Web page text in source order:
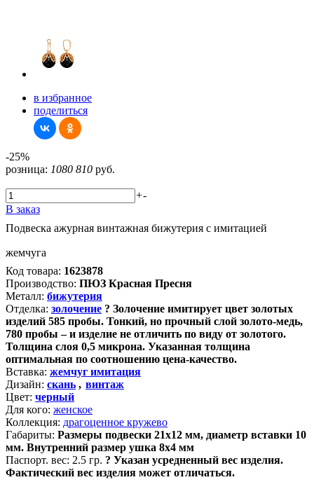
в избранное
поделиться
-25%
розница: 1080 810 руб.
+-
В заказ
Подвеска ажурная винтажная бижутерия с имитацией
жемчуга
Код товара: 1623878
Производство: ПЮЗ Красная Пресня
Металл: бижутерия
Отделка: золочение ? Золочение имитирует цвет золотых
изделий 585 пробы. Тонкий, но прочный слой золото-медь,
780 пробы – и изделие не отличить по виду от золотого.
Толщина слоя 0,5 микрона. Указанная толщина
оптимальная по соотношению цена-качество.
Вставка: жемчуг имитация
Дизайн: скань , винтаж
Цвет: черный
Для кого: женское
Коллекция: драгоценное кружево
Габариты: Размеры подвески 21х12 мм, диаметр вставки 10
мм. Внутренний размер ушка 8х4 мм
Паспорт. вес: 2.5 гр. ? Указан усредненный вес изделия.
Фактический вес изделия может отличаться.